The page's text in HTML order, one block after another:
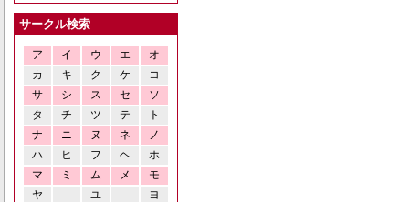
サークル検索
ア イ ウ エ
オ
カ
キ ク ケ
コ
サ
シ ス セ
ソ
タ
チ ツ テ
ト
ナ
ニ ヌ ネ
ノ
ハ
ヒ フ ヘ
ホ
マ
ミ ム メ
モ
ヤ
ユ
ヨ